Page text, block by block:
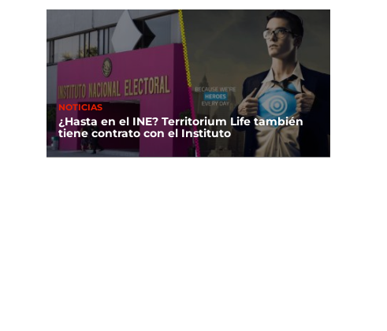
NOTICIAS
¿Hasta en el INE? Territorium Life también
tiene contrato con el Instituto